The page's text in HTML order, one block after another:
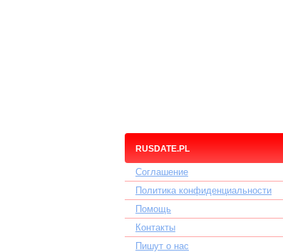
RUSDATE.PL
Соглашение
Политика конфиденциальности
Помощь
Контакты
Пишут о нас